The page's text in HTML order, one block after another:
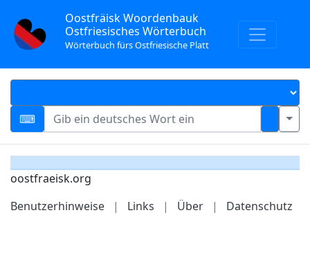
Oostfräisk Woordenbauk
Ostfriesisches Wörterbuch
Wörterbuch fürs Ostfriesische Platt
oostfraeisk.org
Benutzerhinweise
| Links | Über | Datenschutz